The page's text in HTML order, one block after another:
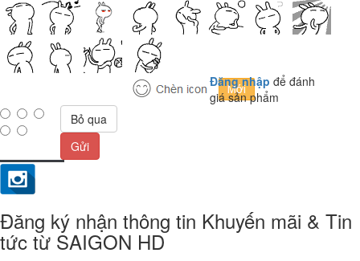
Đăng nhập để đánh
giá sản phẩm
Bỏ qua
Gửi
Đăng ký nhận thông tin Khuyến mãi & Tin
tức từ SAIGON HD